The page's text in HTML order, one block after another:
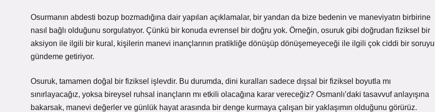
Osurmanın abdesti bozup bozmadığına dair yapılan açıklamalar, bir yandan da bize bedenin ve maneviyatın birbirine
nasıl bağlı olduğunu sorgulatıyor. Çünkü bir konuda evrensel bir doğru yok. Örneğin, osuruk gibi doğrudan fiziksel bir
aksiyon ile ilgili bir kural, kişilerin manevi inançlarının pratikliğe dönüşüp dönüşemeyeceği ile ilgili çok ciddi bir soruyu
gündeme getiriyor.
Osuruk, tamamen doğal bir fiziksel işlevdir. Bu durumda, dini kuralları sadece dışsal bir fiziksel boyutla mı
sınırlayacağız, yoksa bireysel ruhsal inançların mı etkili olacağına karar vereceğiz? Osmanlı’daki tasavvuf anlayışına
bakarsak, manevi değerler ve günlük hayat arasında bir denge kurmaya çalışan bir yaklaşımın olduğunu görürüz.